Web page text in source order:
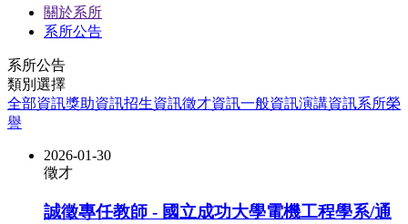
關於系所
系所公告
系所公告
類別選擇
全部資訊獎助資訊招生資訊徵才資訊一般資訊演講資訊系所榮
譽
2026-01-30
徵才
誠徵專任教師 - 國立成功大學電機工程學系/通